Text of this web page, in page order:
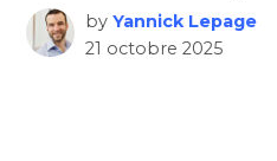
by Yannick Lepage
21 octobre 2025